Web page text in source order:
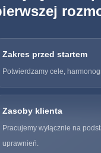
Zakres przed startem
Potwierdzamy cele,
Zasoby klienta
Pracujemy wyłącznie na
uprawnień.